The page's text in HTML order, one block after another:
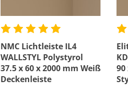
NMC Lichtleiste IL4
WALLSTYL Polystyrol
37.5 x 60 x 2000 mm Weiß
Deckenleiste
90